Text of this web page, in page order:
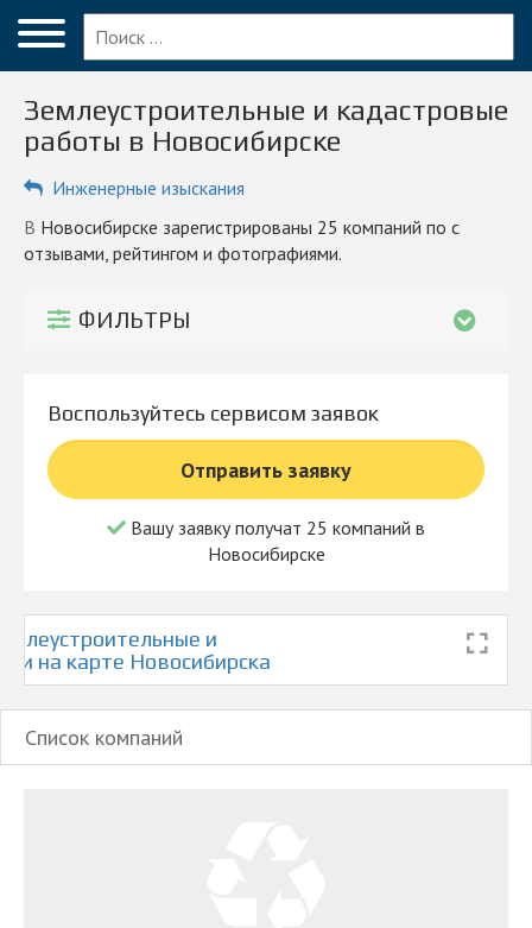
Меню
Главная
Вопрос эксперту
Компании
Блог
© 2026 Все права защищены
Землеустроительные и кадастровые
работы в Новосибирске
Инженерные изыскания
в Новосибирске зарегистрированы 25 компаний по с
отзывами, рейтингом и фотографиями.
ФИЛЬТРЫ
Воспользуйтесь сервисом заявок
Отправить заявку
Вашу заявку получат 25 компаний в
Новосибирске
и
на карте Новосибирска
Список компаний